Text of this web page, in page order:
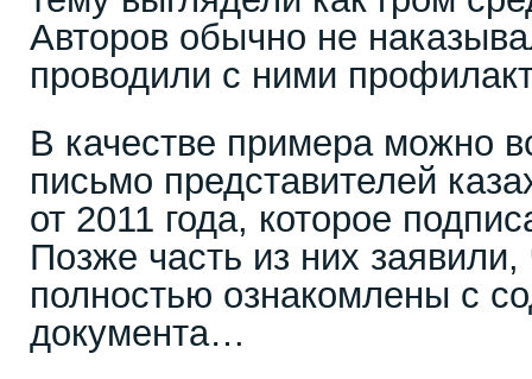
Авторов обычно не
проводили с ними
В качестве примера можно
письмо представителей
от 2011 года, которое
Позже часть из них
полностью ознакомлены с
документа…